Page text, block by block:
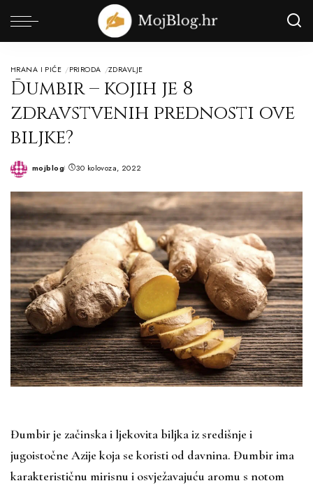
HRANA I PIĆE PRIRODA ZDRAVLJE
Đumbir – kojih je 8
zdravstvenih prednosti ove
biljke?
Posted
mojblog 30 kolovoza, 2022
Đumbir je začinska i ljekovita biljka iz središnje i
jugoistočne Azije koja se koristi od davnina. Đumbir ima
karakterističnu mirisnu i osvježavajuću aromu s notom